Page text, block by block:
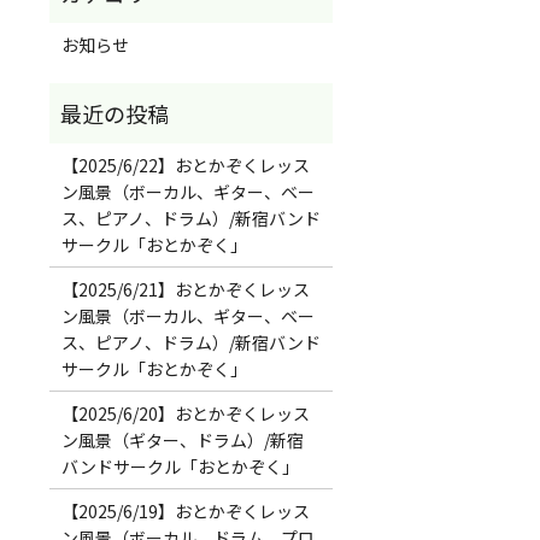
お知らせ
【2025/6/22】おとかぞくレッス
ン風景（ボーカル、ギター、ベー
ス、ピアノ、ドラム）/新宿バンド
サークル「おとかぞく」
【2025/6/21】おとかぞくレッス
ン風景（ボーカル、ギター、ベー
ス、ピアノ、ドラム）/新宿バンド
サークル「おとかぞく」
【2025/6/20】おとかぞくレッス
ン風景（ギター、ドラム）/新宿
バンドサークル「おとかぞく」
【2025/6/19】おとかぞくレッス